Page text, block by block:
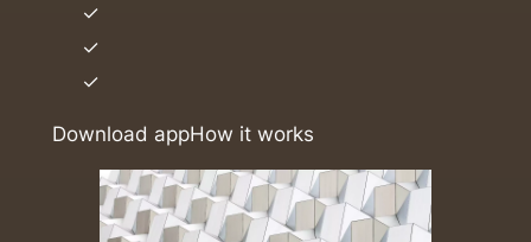
Download appHow it works